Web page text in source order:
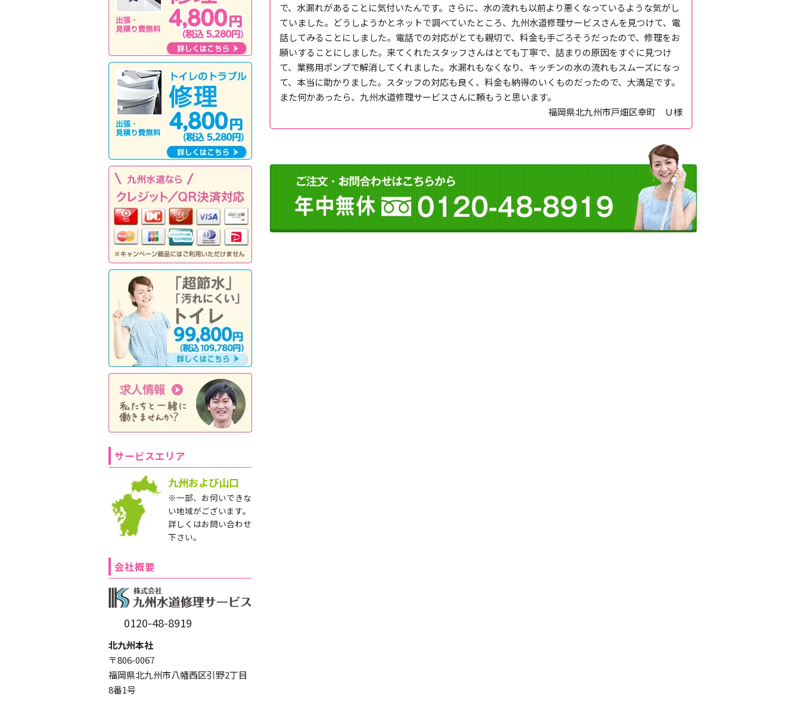
で、水漏れがあることに気付いたんです。さらに、水の流れも以前より悪くなっているような気がし
ていました。どうしようかとネットで調べていたところ、九州水道修理サービスさんを見つけて、電
話してみることにしました。電話での対応がとても親切で、料金も手ごろそうだったので、修理をお
願いすることにしました。来てくれたスタッフさんはとても丁寧で、詰まりの原因をすぐに見つけ
て、業務用ポンプで解消してくれました。水漏れもなくなり、キッチンの水の流れもスムーズになっ
て、本当に助かりました。スタッフの対応も良く、料金も納得のいくものだったので、大満足です。
また何かあったら、九州水道修理サービスさんに頼もうと思います。
福岡県北九州市戸畑区幸町 Ｕ様
サービスエリア
九州および山口
※一部、お伺いできな
い地域がございます。
詳しくはお問い合わせ
下さい。
会社概要
0120-48-8919
北九州本社
〒806-0067
福岡県北九州市八幡西区引野2丁目
8番1号